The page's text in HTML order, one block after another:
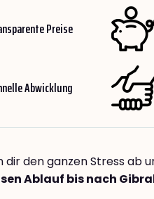
Preise
Abwicklung
dir den ganzen Stress ab
Ablauf bis nach